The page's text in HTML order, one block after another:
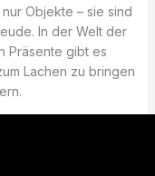
Objekte – sie sind
In der Welt der
Präsente gibt es
Lachen zu bringen